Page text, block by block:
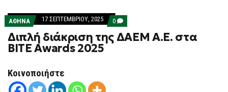
ΑΘΗΝΑ 17 ΣΕΠΤΕΜΒΡΊΟΥ, 2025 0 COMMENTS
ON
ΔΙΠΛΉ
ΔΙΆΚΡΙΣΗ
Διπλή διάκριση της ΔΑΕΜ Α.Ε. στα
BITE Awards 2025
Κοινοποιήστε